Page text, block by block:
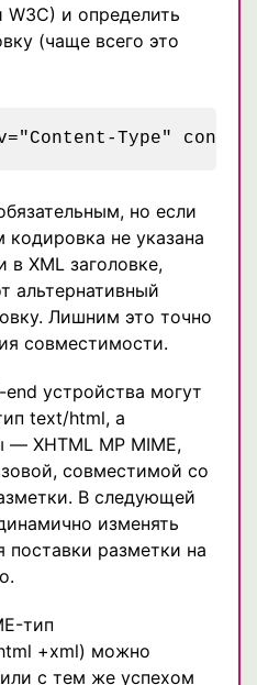
и определить
(чаще всего это
но если
не указана
в XML заголовке,
альтернативный
Лишним это точно
совместимости.
устройства могут
text/html, а
XHTML MP MIME,
совместимой со
В следующей
изменять
поставки разметки на
тип
+xml) можно
с тем же успехом